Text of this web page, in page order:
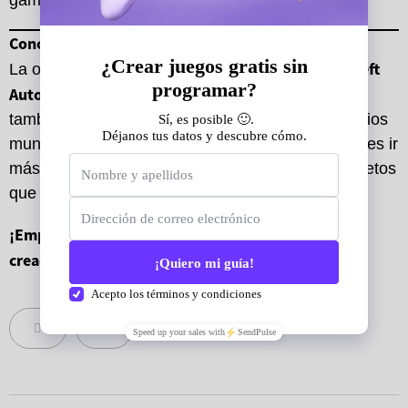
Conclusión
La oportunidad decrear una portada de Grand Theft
Auto
no solo despierta la creatividad, sino que
también inspira a los gamers a imaginar sus propios
mundos. Con herramientas como UFOLAB, puedes ir
más allá de la inspiración y diseñar juegos completos
que reflejen tu estilo.
¡Empieza ahora con UFOLAB y conviértete en el
creador del próximo fenómeno del gaming!